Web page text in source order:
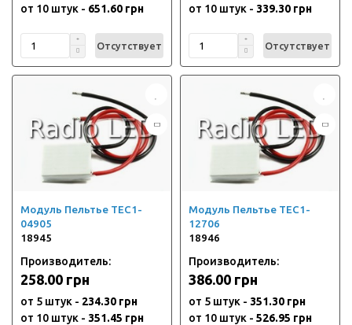
от 10 штук - 651.60 грн
Отсутствует
от 10 штук - 339.30 грн
Отсутствует
Модуль Пельтье TEC1-
04905
18945
Производитель:
258.00 грн
от 5 штук - 234.30 грн
от 10 штук - 351.45 грн
Модуль Пельтье TEC1-
12706
18946
Производитель:
386.00 грн
от 5 штук - 351.30 грн
от 10 штук - 526.95 грн